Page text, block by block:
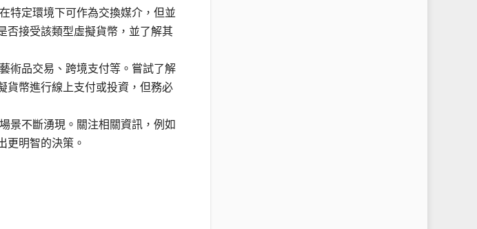
特定環境下可作為交換媒介，但並
否接受該類型虛擬貨幣，並了解其
術品交易、跨境支付等。嘗試了解
貨幣進行線上支付或投資，但務必
景不斷湧現。關注相關資訊，例如
更明智的決策。